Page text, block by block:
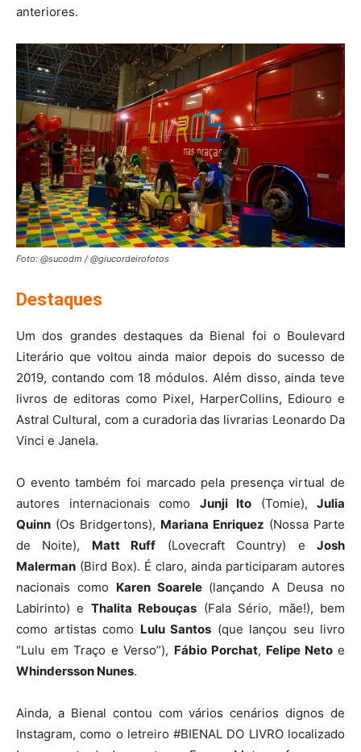
anteriores.
Foto: @sucodm / @giucordeirofotos
Destaques
Um dos grandes destaques da Bienal foi o Boulevard
Literário que voltou ainda maior depois do sucesso de
2019, contando com 18 módulos. Além disso, ainda teve
livros de editoras como Pixel, HarperCollins, Ediouro e
Astral Cultural, com a curadoria das livrarias Leonardo Da
Vinci e Janela.
O evento também foi marcado pela presença virtual de
autores internacionais como Junji Ito (Tomie), Julia
Quinn (Os Bridgertons), Mariana Enriquez (Nossa Parte
de Noite), Matt Ruff (Lovecraft Country) eJosh
Malerman (Bird Box). É claro, ainda participaram autores
nacionais como Karen Soarele(lançando A Deusa no
Labirinto) e Thalita Rebouças (Fala Sério, mãe!), bem
como artistas como Lulu Santos (que lançou seu livro
“Lulu em Traço e Verso”), Fábio Porchat, Felipe Netoe
Whindersson Nunes.
Ainda, a Bienal contou com vários cenários dignos de
Instagram, como o letreiro #BIENAL DO LIVRO localizado